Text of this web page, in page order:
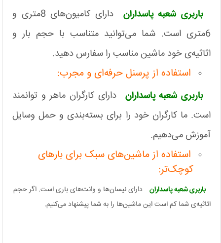
باربری شعبه پاسداران
دارای کامیون‌های 8متری و
6متری است. شما می‌توانید متناسب با حجم بار و
اثاثیه‌ی خود ماشین مناسب را سفارس دهید.
استفاده از پرسنل حرفه‌ای و مجرب:
باربری شعبه پاسداران دارای کارگران ماهر و توانمند
است. ما کارگران خود را برای بسته‌بندی و حمل وسایل
آموزش می‌دهیم.
استفاده از ماشین‌های سبک برای بارهای
کوچک‌تر:
باربری شعبه پاسداران دارای نیسان‌ها و وانت‌های باری است. اگر حجم
اثاثیه‌ی شما کم است این ماشین‌ها را به شما پیشنهاد می‌کنیم.